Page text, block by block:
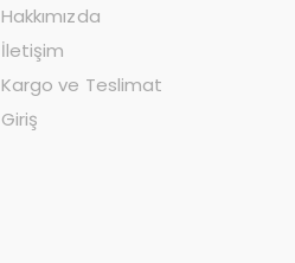
Hakkımızda
İletişim
Kargo ve Teslimat
Giriş